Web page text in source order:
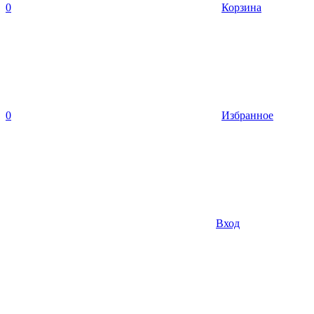
0 Корзина
0 Избранное
Вход